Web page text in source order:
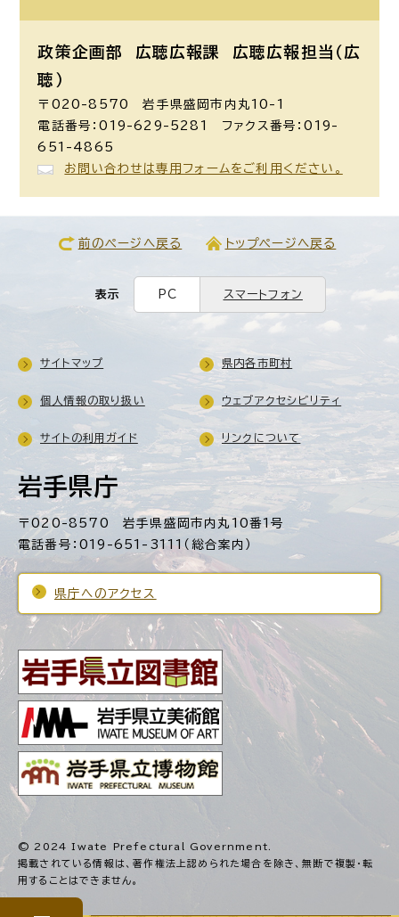
政策企画部 広聴広報課
広聴広報担当（広
聴）
〒020-8570 岩手県盛岡市内丸10-1
電話番号：019-629-5281 ファクス番号：019-
651-4865
お問い合わせは専用フォームをご利用ください。
前のページへ戻る トップページへ戻る
表示 PC スマートフォン
岩手県庁
〒020-8570 岩手県盛岡市内丸10番1号
電話番号：019-651-3111（総合案内）
県庁へのアクセス
サイトマップ 県内各市町村
個人情報の取り扱い ウェブアクセシビリティ
サイトの利用ガイド リンクについて
© 2024 Iwate Prefectural Government.
掲載されている情報は、著作権法上認められた場合を除き、無断で複製・転
用することはできません。